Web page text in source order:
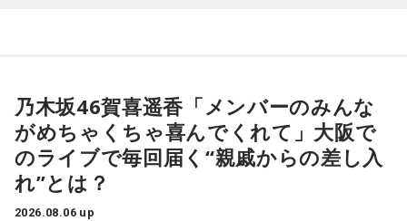
さらに、芳名帳にご記帳いただいた方には先着で「飯野とサ
トミの結婚式特製引出物ノート」のプレゼントもあります。
物販コーナーには飯野とサトミのウェディングを盛り上げる
新商品も。
TCC Therapy Parkは「馬を救い、人を助ける」をコンセプト
に、競走馬として活躍した後、ケガやさまざまな事情によっ
て引退を余儀なくされた馬たちの新たな居場所を提供する施
設。引退後すぐに次の活躍先が決まらない馬たちの受け皿と
乃木坂46賀喜遥香「メンバーのみんな
がめちゃくちゃ喜んでくれて」大阪で
のライブで毎回届く“親戚からの差し入
れ”とは？
2026.08.06 up